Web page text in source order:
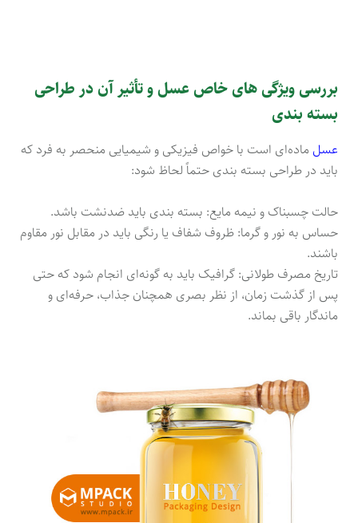
بررسی ویژگی های خاص عسل و تأثیر آن در طراحی
بسته‌ بندی
عسل ماده‌ای است با خواص فیزیکی و شیمیایی منحصر به فرد که
باید در طراحی بسته‌ بندی حتماً لحاظ شود:
حالت چسبناک و نیمه مایع: بسته‌ بندی باید ضدنشت باشد.
حساس به نور و گرما: ظروف شفاف یا رنگی باید در مقابل نور مقاوم
باشند.
تاریخ مصرف طولانی: گرافیک باید به گونه‌ای انجام شود که حتی
پس از گذشت زمان، از نظر بصری همچنان جذاب، حرفه‌ای و
ماندگار باقی بماند.